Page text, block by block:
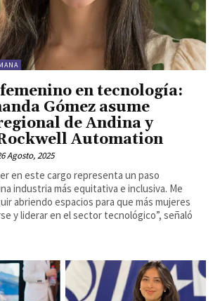
en tecnología:
Gómez asume
de Andina y
Automation
Agosto, 2025
en este cargo representa un paso
industria más equitativa e inclusiva. Me
abriendo espacios para que más mujeres
y liderar en el sector tecnológico”, señaló